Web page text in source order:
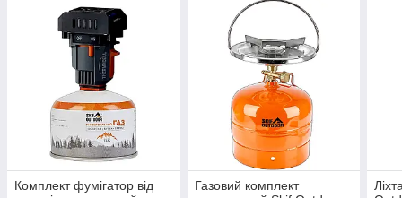
Комплект фумігатор від
Газовий комплект